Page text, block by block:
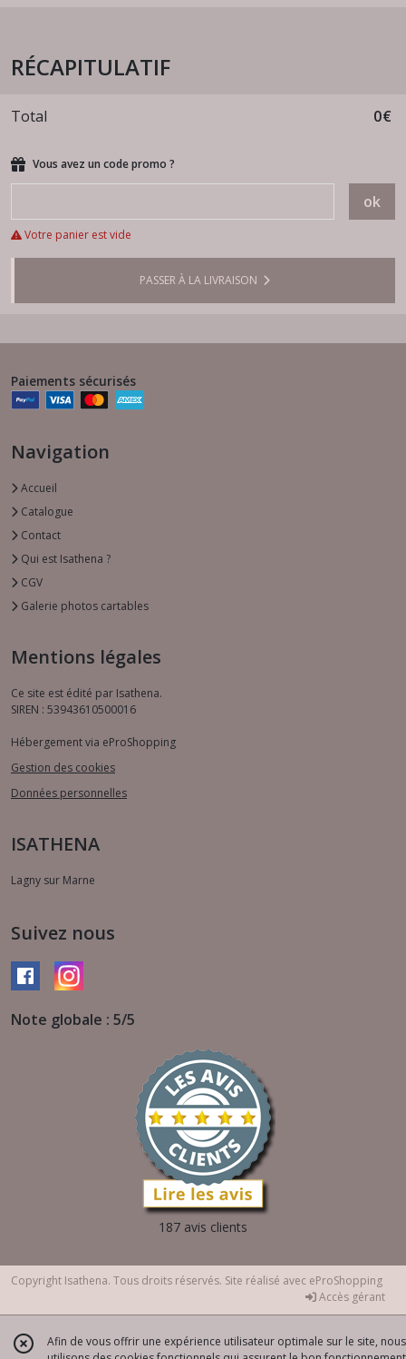
RÉCAPITULATIF
Total 0€
Vous avez un code promo ?
ok
Votre panier est vide
PASSER À LA LIVRAISON
Paiements sécurisés
Navigation
Accueil
Catalogue
Contact
Qui est Isathena ?
CGV
Galerie photos cartables
Mentions légales
Ce site est édité par Isathena.
SIREN : 53943610500016
Hébergement via eProShopping
Gestion des cookies
Données personnelles
ISATHENA
Lagny sur Marne
Suivez nous
Note globale : 5/5
187 avis clients
Copyright Isathena. Tous droits réservés. Site réalisé avec eProShopping
Accès gérant
Afin de vous offrir une expérience utilisateur optimale sur le site, nous